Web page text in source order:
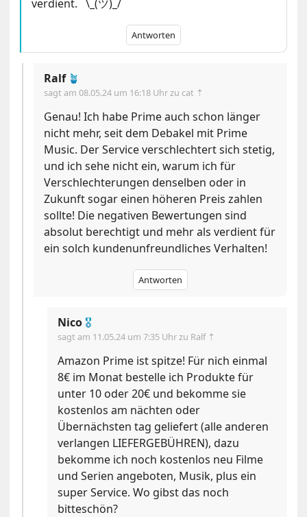
verdient. ¯\_(ツ)_/¯
Antworten
Ralf 🪴
sagt am08.05.24 um 16:18 Uhrzu cat ⇡
Genau! Ich habe Prime auch schon länger
nicht mehr, seit dem Debakel mit Prime
Music. Der Service verschlechtert sich stetig,
und ich sehe nicht ein, warum ich für
Verschlechterungen denselben oder in
Zukunft sogar einen höheren Preis zahlen
sollte! Die negativen Bewertungen sind
absolut berechtigt und mehr als verdient für
ein solch kundenunfreundliches Verhalten!
Antworten
Nico 🎖
sagt am 11.05.24 um 7:35 Uhrzu Ralf ⇡
Amazon Prime ist spitze! Für nich einmal
8€ im Monat bestelle ich Produkte für
unter 10 oder 20€ und bekomme sie
kostenlos am nächten oder
Übernächsten tag geliefert (alle anderen
verlangen LIEFERGEBÜHREN), dazu
bekomme ich noch kostenlos neu Filme
und Serien angeboten, Musik, plus ein
super Service. Wo gibst das noch
bitteschön?